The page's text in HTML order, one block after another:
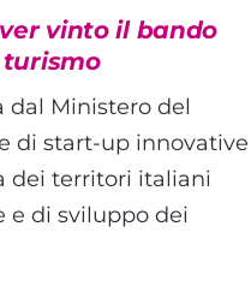
vinto il bando
dal Ministero del
di start-up innovative
dei territori italiani
e di sviluppo dei